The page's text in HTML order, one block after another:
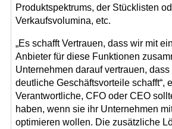
Produktspektrums, der Stücklisten
Verkaufsvolumina, etc.
„Es schafft Vertrauen, dass wir mit
Anbieter für diese Funktionen
Unternehmen darauf vertrauen,
deutliche Geschäftsvorteile schafft“,
Verantwortliche, CFO oder CEO
haben, wenn sie ihr Unternehmen
optimieren wollen. Die zusätzliche